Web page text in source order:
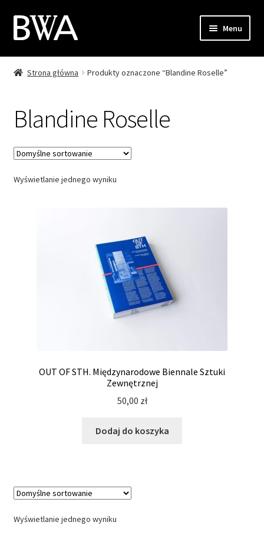
Przejdź
do
Przejdź
do
Menu
SklepStrona główna Produkty oznaczone “Blandine Roselle”
Blandine Roselle
Wyświetlanie jednego wyniku
OUT OF STH. Międzynarodowe Biennale Sztuki
Zewnętrznej
50,00 zł
Dodaj do koszyka
Wyświetlanie jednego wyniku